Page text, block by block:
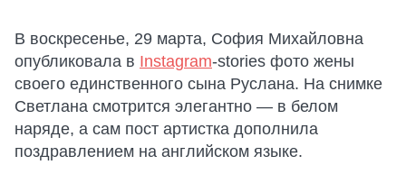
В воскресенье, 29 марта, София Михайловна
опубликовала в Instagram-stories фото жены
своего единственного сына Руслана. На снимке
Светлана смотрится элегантно — в белом
наряде, а сам пост артистка дополнила
поздравлением на английском языке.